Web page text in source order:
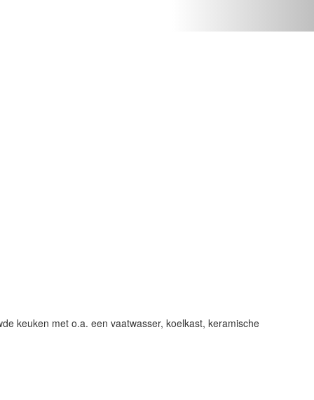
keuken met o.a. een vaatwasser, koelkast, keramische